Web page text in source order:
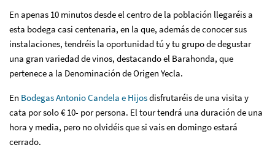
En apenas 10 minutos desde el centro de la población llegaréis a
esta bodega casi centenaria, en la que, además de conocer sus
instalaciones, tendréis la oportunidad tú y tu grupo de degustar
una gran variedad de vinos, destacando el Barahonda, que
pertenece a la Denominación de Origen Yecla.
En Bodegas Antonio Candela e Hijosdisfrutaréis de una visita y
cata por solo € 10- por persona. El tour tendrá una duración de una
hora y media, pero no olvidéis que si vais en domingo estará
cerrado.